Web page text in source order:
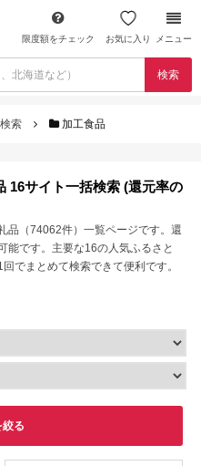
限度額をチェック お気に入り メニュー
検索
索 加工食品
16サイト一括検索 (還元率の
品（74062件）一覧ページです。還
能です。主要な16の人気ふるさと
でまとめて検索できて便利です。
絞る